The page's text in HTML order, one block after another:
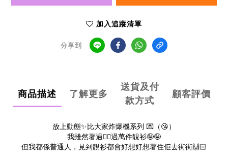
加入追蹤清單
分享到
商品描述 了解更多
送貨及付
款方式
顧客評價
放上動態✨比大家炸爆機系列 💌（😘）
我雖然著過👉🏻過萬件靚衫🤪🤪
但我都係普通人，見到靚衫都會好想好想著住佢去街街🙌🏻